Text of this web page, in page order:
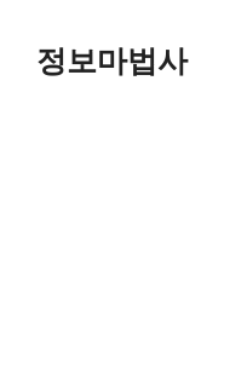
정보마법사